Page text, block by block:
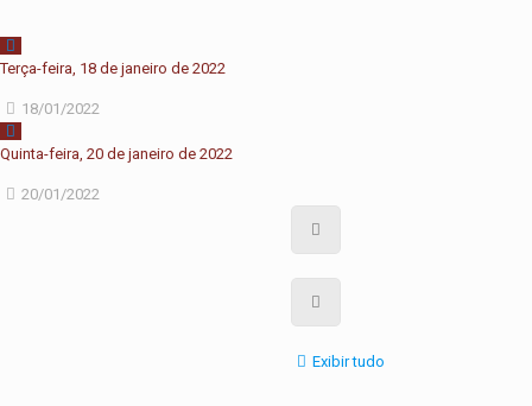
Terça-feira, 18 de janeiro de 2022
18/01/2022
Quinta-feira, 20 de janeiro de 2022
20/01/2022
Exibir tudo